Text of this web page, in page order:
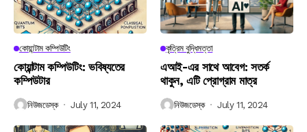
কোয়ান্টাম কম্পিউটিং
কোয়ান্টাম কম্পিউটিং: ভবিষ্যতের
কম্পিউটার
নিউজডেস্ক July 11, 2024
কৃত্রিম বুদ্ধিমত্তা
এআই-এর সাথে আবেগ: সতর্ক
থাকুন, এটি প্রোগ্রাম মাত্র
নিউজডেস্ক July 11, 2024